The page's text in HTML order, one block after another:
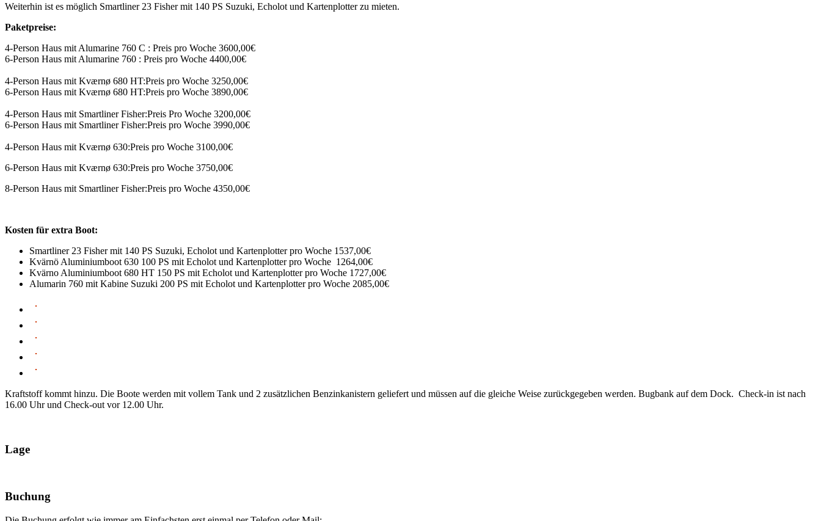
Weiterhin ist es möglich Smartliner 23 Fisher mit 140 PS Suzuki, Echolot und Kartenplotter zu mieten.
Paketpreise:
4-Person Haus mit Alumarine 760 C : Preis pro Woche 3600,00€
6-Person Haus mit Alumarine 760 : Preis pro Woche 4400,00€
4-Person Haus mit Kværnø 680 HT:Preis pro Woche 3250,00€
6-Person Haus mit Kværnø 680 HT:Preis pro Woche 3890,00€
4-Person Haus mit Smartliner Fisher:Preis Pro Woche 3200,00€
6-Person Haus mit Smartliner Fisher:Preis pro Woche 3990,00€
4-Person Haus mit Kværnø 630:Preis pro Woche 3100,00€
6-Person Haus mit Kværnø 630:Preis pro Woche 3750,00€
8-Person Haus mit Smartliner Fisher:Preis pro Woche 4350,00€
Kosten für extra Boot:
Smartliner 23 Fisher mit 140 PS Suzuki, Echolot und Kartenplotter pro Woche 1537,00€
Kvärnö Aluminiumboot 630 100 PS mit Echolot und Kartenplotter pro Woche 1264,00€
Kvärno Aluminiumboot 680 HT 150 PS mit Echolot und Kartenplotter pro Woche 1727,00€
Alumarin 760 mit Kabine Suzuki 200 PS mit Echolot und Kartenplotter pro Woche 2085,00€
Kraftstoff kommt hinzu. Die Boote werden mit vollem Tank und 2 zusätzlichen Benzinkanistern geliefert und müssen auf die gleiche Weise zurückgegeben werden. Bugbank auf dem Dock. Check-in ist nach
16.00 Uhr und Check-out vor 12.00 Uhr.
Lage
Buchung